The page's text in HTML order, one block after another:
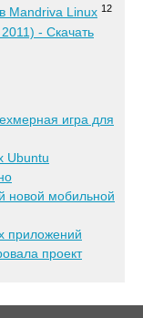
Mandriva Linux 12
- Скачать
игра для
Ubuntu
новой мобильной
приложений
проект